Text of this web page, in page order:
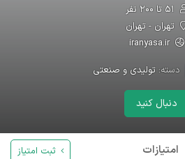
تهران - تهران
iranyasa.ir
دسته:تولیدی و صنعتی
دنبال کنید
امتیازات ثبت امتیاز